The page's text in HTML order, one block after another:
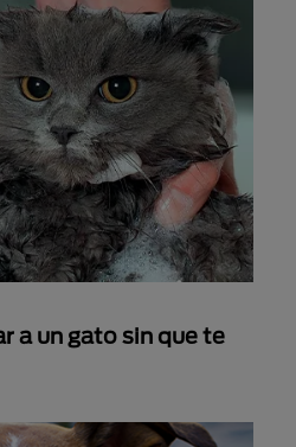
a un gato sin que te